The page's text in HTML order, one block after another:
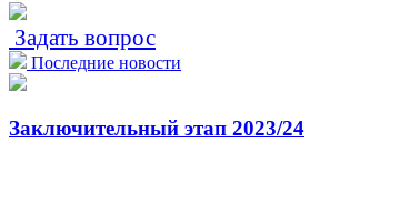
Задать вопрос
Последние новости
Заключительный этап 2023/24